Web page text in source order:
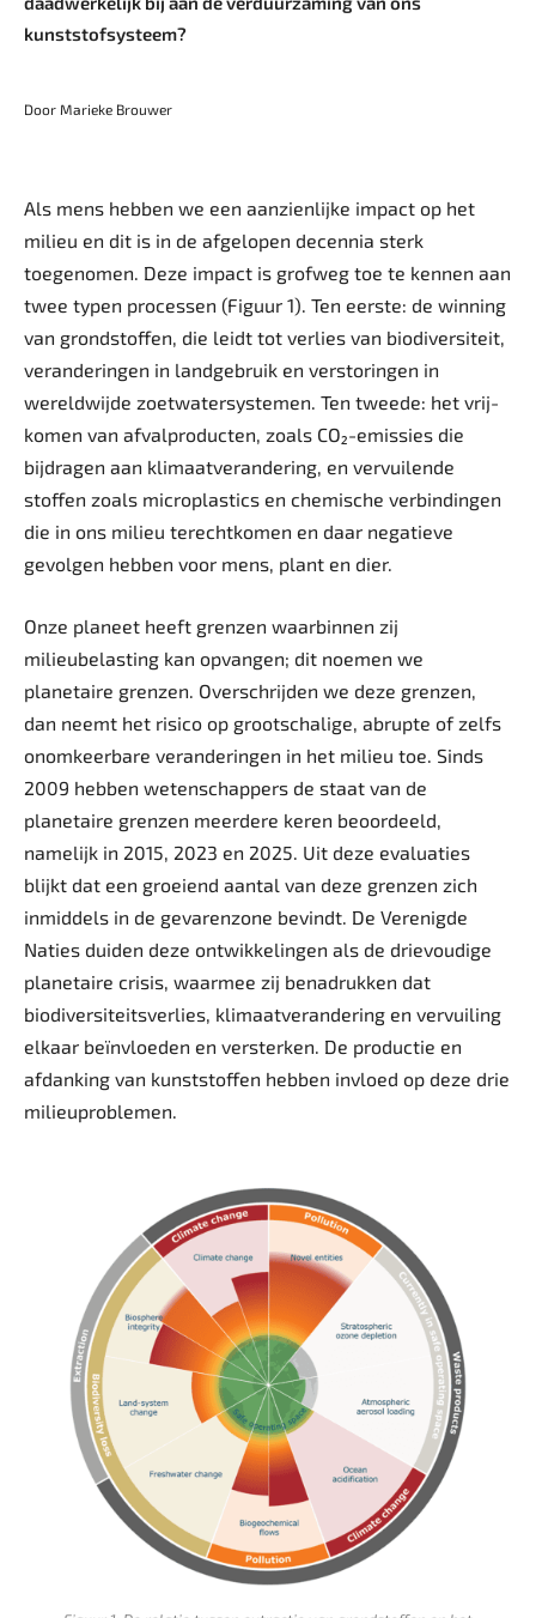
kunststofsysteem?
Door Marieke Brouwer
Als mens hebben we een aanzienlijke impact op het
milieu en dit is in de afgelopen decennia sterk
toegenomen. Deze impact is grofweg toe te kennen aan
twee typen processen (Figuur 1). Ten eerste: de winning
van grondstoffen, die leidt tot verlies van biodiversiteit,
veranderingen in landgebruik en verstoringen in
wereldwijde zoetwatersystemen. Ten tweede: het vrij­
komen van afvalproducten, zoals CO₂-emissies die
bijdragen aan klimaatverandering, en vervuilende
stoffen zoals micro­plastics en chemische verbindingen
die in ons milieu terechtkomen en daar negatieve
gevolgen hebben voor mens, plant en dier.
Onze planeet heeft grenzen waarbinnen zij
milieubelasting kan opvangen; dit noemen we
planetaire grenzen. Overschrijden we deze grenzen,
dan neemt het risico op grootschalige, abrupte of zelfs
onomkeerbare veranderingen in het milieu toe. Sinds
2009 hebben wetenschappers de staat van de
planetaire grenzen meerdere keren beoordeeld,
namelijk in 2015, 2023 en 2025. Uit deze evaluaties
blijkt dat een groeiend aantal van deze grenzen zich
inmiddels in de gevarenzone bevindt. De Verenigde
Naties duiden deze ontwikkelingen als de drievoudige
planetaire crisis, waarmee zij benadrukken dat
biodiversiteitsverlies, klimaatverandering en vervuiling
elkaar beïnvloeden en versterken. De productie en
afdanking van kunststoffen hebben invloed op deze drie
milieuproblemen.